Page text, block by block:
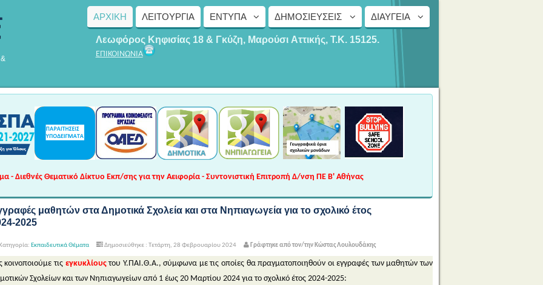
ΑΡΧΙΚΗ ΛΕΙΤΟΥΡΓΊΑ ΈΝΤΥΠΑ ΔΗΜΟΣΙΕΎΣΕΙΣ ΔΙΑΎΓΕΙΑ
Λεωφόρος Κηφισίας 18 & Γκύζη, Μαρούσι Αττικής, Τ.Κ. 15125.
ΕΠΙΚΟΙΝΩΝΙΑ
- Διεθνές Θεματικό Δίκτυο Εκπ/σης για την Αειφορία - Συντονιστική Επιτροπή Δ/νση ΠΕ Β' Αθήνας
μαθητών στα Δημοτικά Σχολεία και στα Νηπιαγωγεία για το σχολικό έτος
2025
Εκπαιδευτικά Θέματα Δημοσιεύθηκε : Τετάρτη, 28 Φεβρουαρίου 2024 Γράφτηκε από τον/την Κώστας Λουλουδάκης
κοινοποιούμε τις εγκυκλίουςτου Υ.ΠΑΙ.Θ.Α., σύμφωνα με τις οποίες θα πραγματοποιηθούν οι εγγραφές των μαθητών των
Σχολείων και των Νηπιαγωγείων από 1 έως 20 Μαρτίου 2024 για το σχολικό έτος 2024-2025: